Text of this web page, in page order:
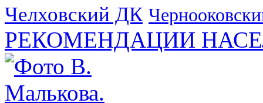
Челховский ДК
РЕКОМЕНДАЦИИ